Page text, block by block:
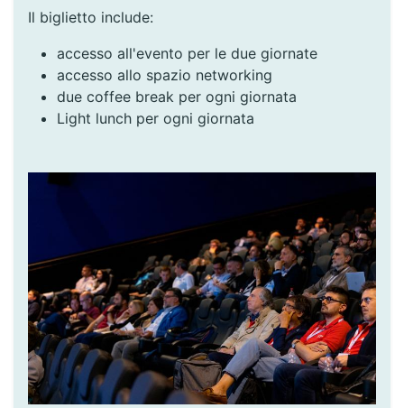
Il biglietto include:
accesso all'evento per le due giornate
accesso allo spazio networking
due coffee break per ogni giornata
Light lunch per ogni giornata